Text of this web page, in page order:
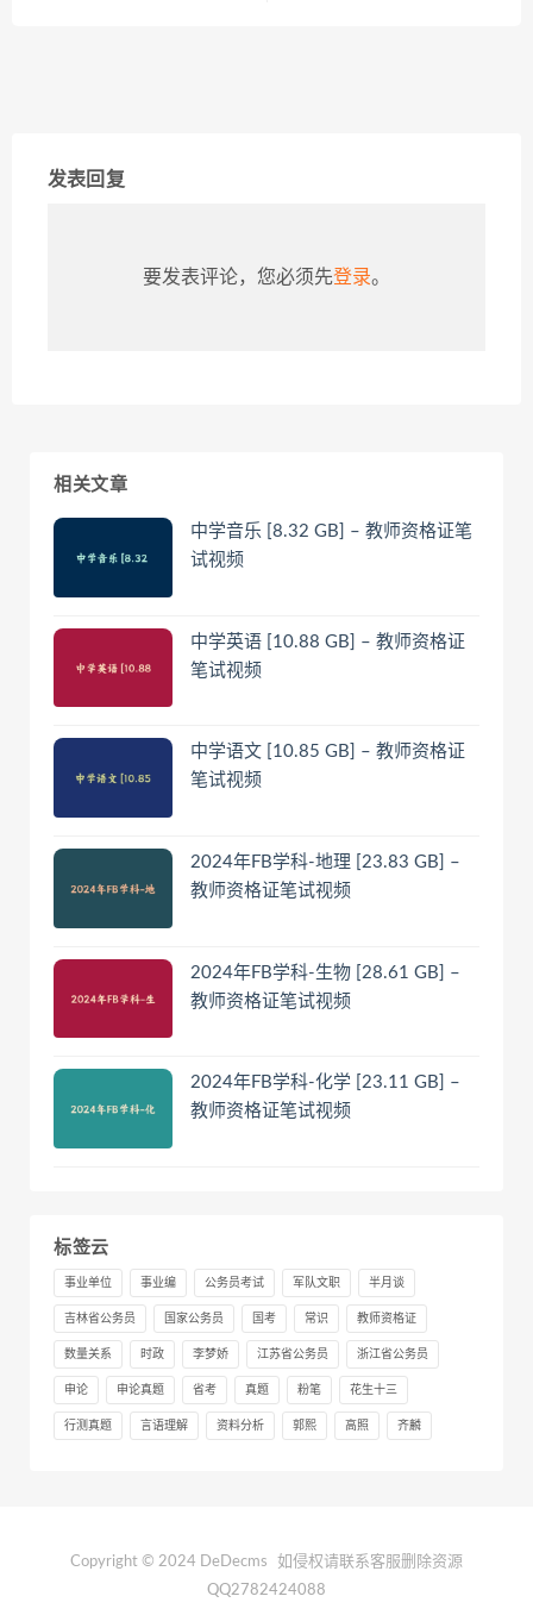
发表回复
要发表评论，您必须先登录。
相关文章
中学音乐 [8.32 GB] – 教师资格证笔
试视频
中学英语 [10.88 GB] – 教师资格证
笔试视频
中学语文 [10.85 GB] – 教师资格证
笔试视频
2024年FB学科-地理 [23.83 GB] –
教师资格证笔试视频
2024年FB学科-生物 [28.61 GB] –
教师资格证笔试视频
2024年FB学科-化学 [23.11 GB] –
教师资格证笔试视频
标签云
事业单位 事业编 公务员考试 军队文职 半月谈
吉林省公务员 国家公务员 国考 常识 教师资格证
数量关系 时政 李梦娇 江苏省公务员 浙江省公务员
申论 申论真题 省考 真题 粉笔 花生十三
行测真题 言语理解 资料分析 郭熙 高照 齐麟
Copyright © 2024 DeDecms
如侵权请联系客服删除资源
QQ2782424088